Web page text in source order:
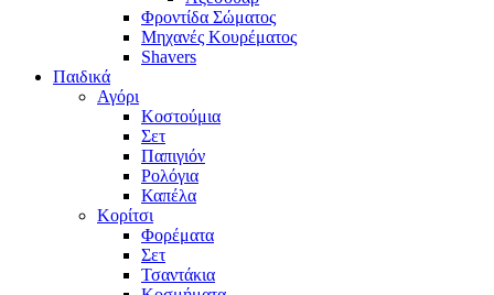
Φροντίδα Σώματος
Μηχανές Κουρέματος
Shavers
Παιδικά
Αγόρι
Κοστούμια
Σετ
Παπιγιόν
Ρολόγια
Καπέλα
Κορίτσι
Φορέματα
Σετ
Τσαντάκια